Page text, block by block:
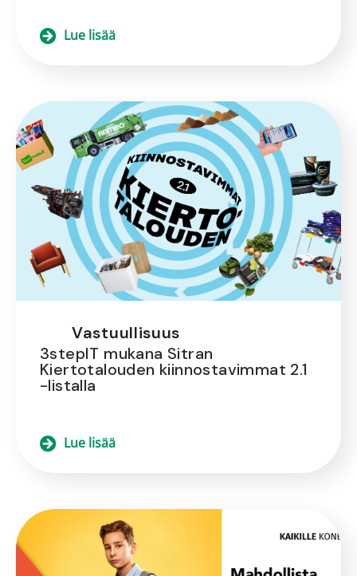
Lue lisää
Vastuullisuus
3stepIT mukana Sitran
Kiertotalouden kiinnostavimmat 2.1
-listalla
Lue lisää